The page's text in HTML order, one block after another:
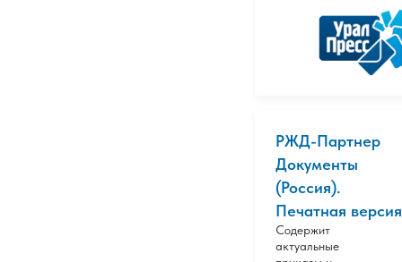
РЖД-Партнер
Документы
(Россия).
Печатная версия
Содержит
актуальные